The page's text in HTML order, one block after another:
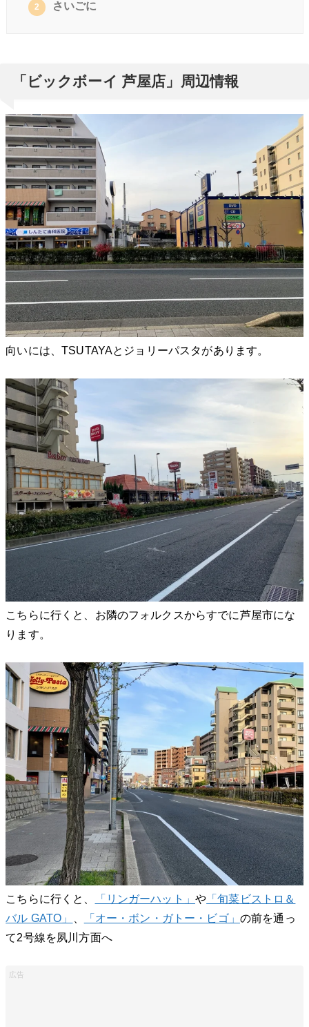
2 さいごに
「ビックボーイ 芦屋店」周辺情報
向いには、TSUTAYAとジョリーパスタがあります。
こちらに行くと、お隣のフォルクスからすでに芦屋市にな
ります。
こちらに行くと、 「リンガーハット」 や 「旬菜ビストロ＆
バル GATO」
「オー・ボン・ガトー・ビゴ」 の前を通っ
て2号線を夙川方面へ